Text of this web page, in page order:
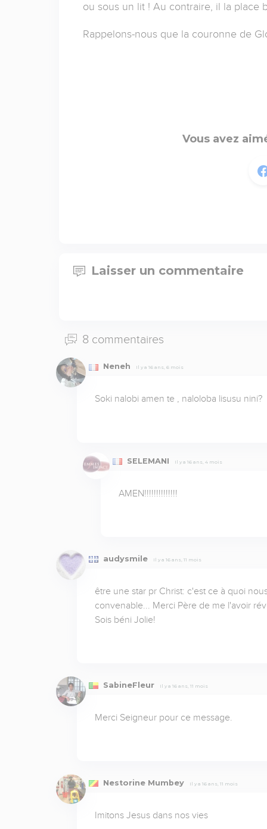
ou sous un lit ! Au contraire, il la place
Rappelons-nous que la couronne de
Vous avez
Laisser un commentaire
8 commentaires
Neneh Il y a 16 ans, 6 mois
Soki nalobi amen te , naloloba lisusu nini?
SELEMANI Il y a 16 ans, 4 mois
AMEN!!!!!!!!!!!!!!
audysmile Il y a 16 ans, 11 mois
être une star pr Christ: c'est ce à quoi
convenable... Merci Père de me l'avoir
Sois béni Jolie!
SabineFleur Il y a 16 ans, 11 mois
Merci Seigneur pour ce message.
Nestorine Mumbey Il y a 16 ans, 11 mois
Imitons Jesus dans nos vies